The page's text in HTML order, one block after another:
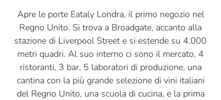
Apre le porte Eataly Londra, il primo negozio nel
Regno Unito. Si trova a Broadgate, accanto alla
stazione di Liverpool Street e si estende su 4.000
metri quadri. Al suo interno ci sono il mercato, 4
ristoranti, 3 bar, 5 laboratori di produzione, una
cantina con la più grande selezione di vini italiani
del Regno Unito, una scuola di cucina, e la prima